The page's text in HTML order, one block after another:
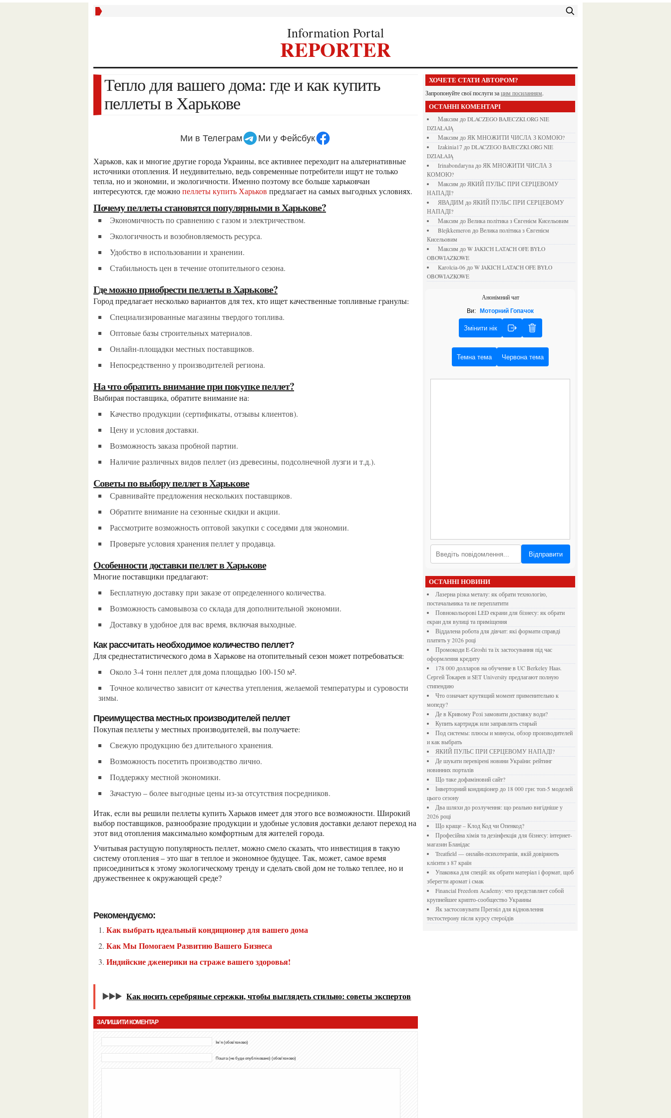
Information Portal
REPORTER
Тепло для вашего дома: где и как купить
пеллеты в Харькове
Ми в Телеграм Ми у Фейсбук
Харьков, как и многие другие города Украины, все активнее переходит на альтернативные
источники отопления. И неудивительно, ведь современные потребители ищут не только
тепла, но и экономии, и экологичности. Именно поэтому все больше харьковчан
интересуются, где можнопеллеты купить Харьков предлагает на самых выгодных условиях.
Почему пеллеты становятся популярными в Харькове?
Экономичность по сравнению с газом и электричеством.
Экологичность и возобновляемость ресурса.
Удобство в использовании и хранении.
Стабильность цен в течение отопительного сезона.
Где можно приобрести пеллеты в Харькове?
Город предлагает несколько вариантов для тех, кто ищет качественные топливные гранулы:
Специализированные магазины твердого топлива.
Оптовые базы строительных материалов.
Онлайн-площадки местных поставщиков.
Непосредственно у производителей региона.
На что обратить внимание при покупке пеллет?
Выбирая поставщика, обратите внимание на:
Качество продукции (сертификаты, отзывы клиентов).
Цену и условия доставки.
Возможность заказа пробной партии.
Наличие различных видов пеллет (из древесины, подсолнечной лузги и т.д.).
Советы по выбору пеллет в Харькове
Сравнивайте предложения нескольких поставщиков.
Обратите внимание на сезонные скидки и акции.
Рассмотрите возможность оптовой закупки с соседями для экономии.
Проверьте условия хранения пеллет у продавца.
Особенности доставки пеллет в Харькове
Многие поставщики предлагают:
Бесплатную доставку при заказе от определенного количества.
Возможность самовывоза со склада для дополнительной экономии.
Доставку в удобное для вас время, включая выходные.
Как рассчитать необходимое количество пеллет?
Для среднестатистического дома в Харькове на отопительный сезон может потребоваться:
Около 3-4 тонн пеллет для дома площадью 100-150 м².
Точное количество зависит от качества утепления, желаемой температуры и суровости
зимы.
Преимущества местных производителей пеллет
Покупая пеллеты у местных производителей, вы получаете:
Свежую продукцию без длительного хранения.
Возможность посетить производство лично.
Поддержку местной экономики.
Зачастую – более выгодные цены из-за отсутствия посредников.
Итак, если вы решили пеллеты купить Харьков имеет для этого все возможности. Широкий
выбор поставщиков, разнообразие продукции и удобные условия доставки делают переход на
этот вид отопления максимально комфортным для жителей города.
Учитывая растущую популярность пеллет, можно смело сказать, что инвестиция в такую
систему отопления – это шаг в теплое и экономное будущее. Так, может, самое время
присоединиться к этому экологическому тренду и сделать свой дом не только теплее, но и
дружественнее к окружающей среде?
Рекомендуємо:
Как выбрать идеальный кондиционер для вашего дома
Как Мы Помогаем Развитию Вашего Бизнеса
Индийские дженерики на страже вашего здоровья!
▶️▶️▶️ Как носить серебряные сережки, чтобы выглядеть стильно: советы экспертов
ЗАЛИШИТИ КОМЕНТАР
Ім'я (обов'язково)
Пошта (не буде опубліковано) (обов'язково)
ХОЧЕТЕ СТАТИ АВТОРОМ?
Запропонуйте свої послуги за цим посиланням.
ОСТАННІ КОМЕНТАРІ
Максим до DLACZEGO BAJECZKI.ORG NIE
DZIAŁAJĄ
Максим до ЯК МНОЖИТИ ЧИСЛА З КОМОЮ?
izakinia17 до DLACZEGO BAJECZKI.ORG NIE
DZIAŁAJĄ
irinabondarynaдо ЯК МНОЖИТИ ЧИСЛА З
КОМОЮ?
Максим до ЯКИЙ ПУЛЬС ПРИ СЕРЦЕВОМУ
НАПАДІ?
ЯВАДИМ до ЯКИЙ ПУЛЬС ПРИ СЕРЦЕВОМУ
НАПАДІ?
Максим до Велика політика з Євгенієм Кисельовим
blejkkemeronдо Велика політика з Євгенієм
Кисельовим
Максим до W JAKICH LATACH OFE BYŁO
OBOWIAZKOWE
karolcia-06до W JAKICH LATACH OFE BYŁO
OBOWIAZKOWE
Анонімний чат
Ви: Моторний Гопачок
Змінити нік
Темна тема Червона тема
Відправити
ОСТАННІ НОВИНИ
Лазерна різка металу: як обрати технологію,
постачальника та не переплатити
Повнокольорові LED екрани для бізнесу: як обрати
екран для вулиці та приміщення
Віддалена робота для дівчат: які формати справді
платять у 2026 році
Промокоди E-Groshi та їх застосування під час
оформлення кредиту
178 000 долларов на обучение в UC Berkeley Haas.
Сергей Токарев и SET University предлагают полную
стипендию
Что означает крутящий момент применительно к
мопеду?
Де в Кривому Розі замовити доставку води?
Купить картридж или заправлять старый
Под системы: плюсы и минусы, обзор производителей
и как выбрать
ЯКИЙ ПУЛЬС ПРИ СЕРЦЕВОМУ НАПАДІ?
Де шукати перевірені новини України: рейтинг
новинних порталів
Що таке дофаміновий сайт?
Інверторний кондиціонер до 18 000 грн: топ-5 моделей
цього сезону
Два шляхи до розлучення: що реально вигідніше у
2026 році
Що краще – Клод Код чи Опенкод?
Професійна хімія та дезінфекція для бізнесу: інтернет-
магазин Бланідас
Treatfield — онлайн-психотерапія, якій довіряють
клієнти з 87 країн
Упаковка для спецій: як обрати матеріал і формат, щоб
зберегти аромат і смак
Financial Freedom Academy: что представляет собой
крупнейшее крипто-сообщество Украины
Як застосовувати Прегніл для відновлення
тестостерону після курсу стероїдів